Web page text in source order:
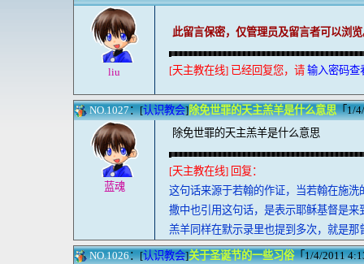
liu
此留言保密，仅管理员及留言者可以浏览
[天主教在线] 已经回复您，请 输入密码查
NO.1027：[认识教会]除免世罪的天主羔羊是什么意思「1/
蓝魂
除免世罪的天主羔羊是什么意思
[天主教在线] 回复：
这句话来源于若翰的作证，当若翰在施
撒中也引用这句话，是表示耶稣基督是
羔羊同样在默示录里也提到多次，就是
NO.1026：[认识教会]关于圣诞节的一些习俗「1/4/2011